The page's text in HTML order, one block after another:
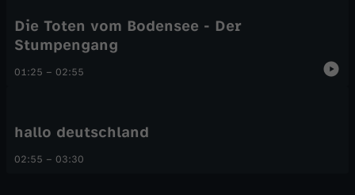
Die Toten vom Bodensee - Der
Stumpengang
01:25 – 02:55
hallo deutschland
02:55 – 03:30